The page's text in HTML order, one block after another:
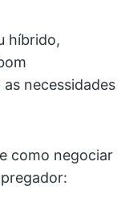
híbrido,
necessidades
como negociar